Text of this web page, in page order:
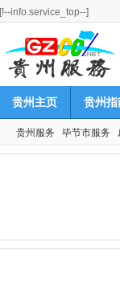
[!--info.service_top--]
贵州主页 贵州指
贵州服务 毕节市服务